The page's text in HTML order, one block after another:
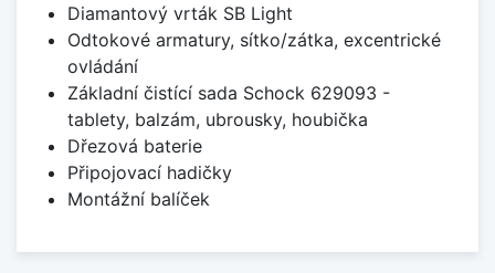
Diamantový vrták SB Light
Odtokové armatury, sítko/zátka, excentrické
ovládání
Základní čistící sada Schock 629093 -
tablety, balzám, ubrousky, houbička
Dřezová baterie
Připojovací hadičky
Montážní balíček